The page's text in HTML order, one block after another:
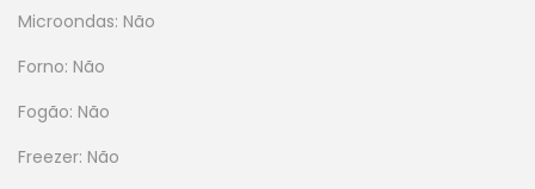
Microondas: Não
Forno: Não
Fogão: Não
Freezer: Não